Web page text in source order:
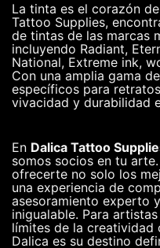
La tinta es el corazón
Tattoo Supplies,
de tintas de las marcas
incluyendo Radiant,
National, Extreme ink,
Con una amplia gama
específicos para
vivacidad y durabilidad
En Dalica Tattoo
somos socios en tu
ofrecerte no solo los
una experiencia de
asesoramiento experto
inigualable. Para
límites de la creatividad
Dalica es su destino